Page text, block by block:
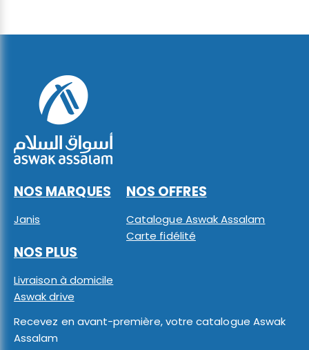
NOS MARQUES
Janis
NOS OFFRES
Catalogue Aswak Assalam
Carte fidélité
NOS PLUS
Livraison à domicile
Aswak drive
Recevez en avant-première, votre catalogue Aswak
Assalam